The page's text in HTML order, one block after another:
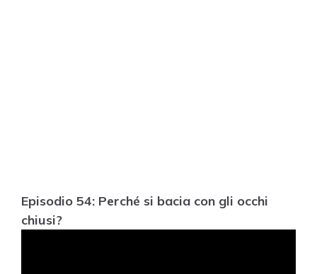
Episodio 54: Perché si bacia con gli occhi
chiusi?